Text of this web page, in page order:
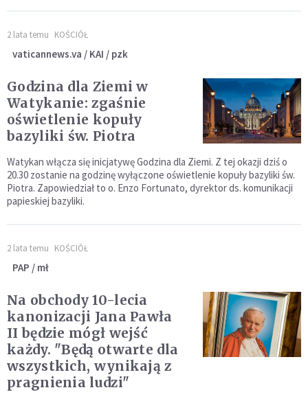
2 lata temu KOŚCIÓŁ
vaticannews.va / KAI / pzk
Godzina dla Ziemi w
Watykanie: zgaśnie
oświetlenie kopuły
bazyliki św. Piotra
Watykan włącza się inicjatywę Godzina dla Ziemi. Z tej okazji dziś o
20.30 zostanie na godzinę wyłączone oświetlenie kopuły bazyliki św.
Piotra. Zapowiedział to o. Enzo Fortunato, dyrektor ds. komunikacji
papieskiej bazyliki.
2 lata temu KOŚCIÓŁ
PAP / mł
Na obchody 10-lecia
kanonizacji Jana Pawła
II będzie mógł wejść
każdy. "Będą otwarte dla
wszystkich, wynikają z
pragnienia ludzi"